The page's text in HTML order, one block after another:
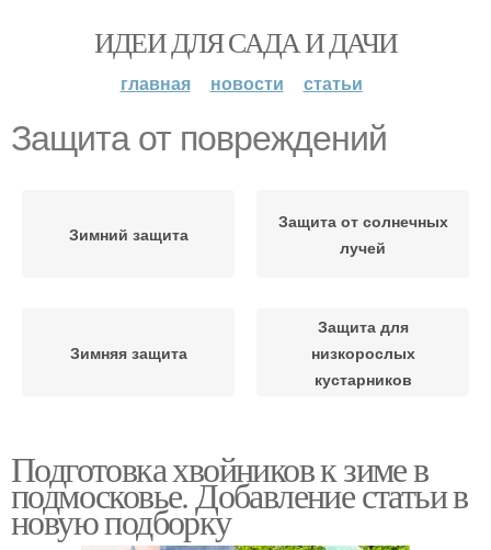
ИДЕИ ДЛЯ САДА И ДАЧИ
главная новости статьи
Защита от повреждений
Зимний защита
Защита от солнечных
лучей
Зимняя защита
Защита для
низкорослых
кустарников
Подготовка хвойников к зиме в
подмосковье. Добавление статьи в
новую подборку